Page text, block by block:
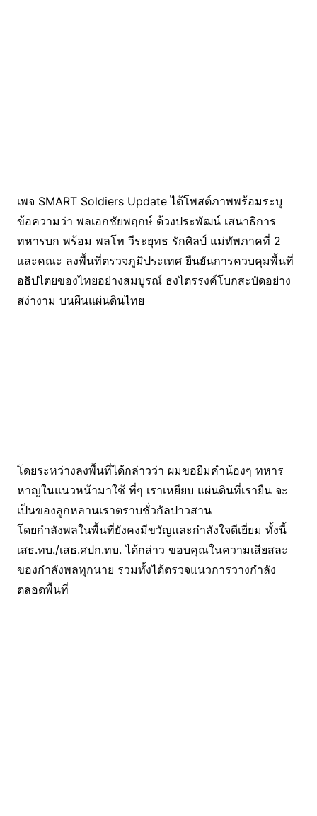
เพจ SMART Soldiers Update ได้โพสต์ภาพพร้อมระบุ
ข้อความว่า พลเอกชัยพฤกษ์ ด้วงประพัฒน์ เสนาธิการ
ทหารบก พร้อม พลโท วีระยุทธ รักศิลป์ แม่ทัพภาคที่ 2
และคณะ ลงพื้นที่ตรวจภูมิประเทศ ยืนยันการควบคุมพื้นที่
อธิปไตยของไทยอย่างสมบูรณ์ ธงไตรรงค์โบกสะบัดอย่าง
สง่างาม บนผืนแผ่นดินไทย
โดยระหว่างลงพื้นที่ได้กล่าวว่า ผมขอยืมคำน้องๆ ทหาร
หาญในแนวหน้ามาใช้ ที่ๆ เราเหยียบ แผ่นดินที่เรายืน จะ
เป็นของลูกหลานเราตราบชั่วกัลปาวสาน
โดยกำลังพลในพื้นที่ยังคงมีขวัญและกำลังใจดีเยี่ยม ทั้งนี้
เสธ.ทบ./เสธ.ศปก.ทบ. ได้กล่าว ขอบคุณในความเสียสละ
ของกำลังพลทุกนาย รวมทั้งได้ตรวจแนวการวางกำลัง
ตลอดพื้นที่